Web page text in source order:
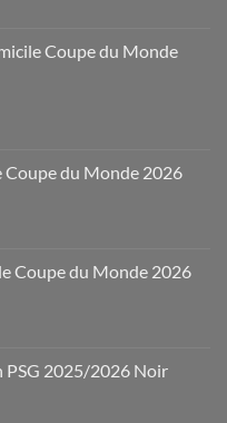
Coupe du Monde
du Monde 2026
Coupe du Monde 2026
2025/2026 Noir